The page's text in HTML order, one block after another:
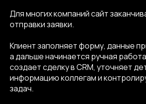
Для многих компаний сайт
отправки заявки.
Клиент заполняет форму, данные
а дальше начинается ручная
создает сделку в CRM, уточняет
информацию коллегам и
задач.